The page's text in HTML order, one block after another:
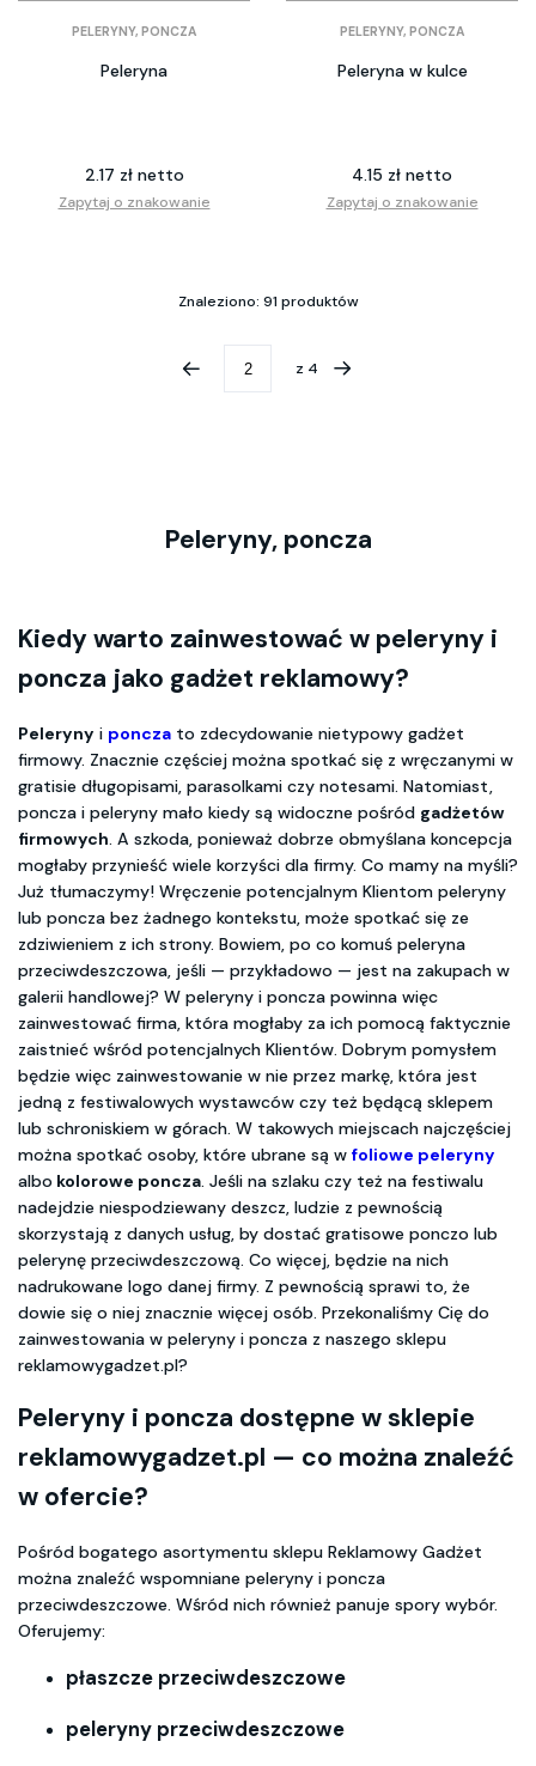
PELERYNY, PONCZA
Peleryna
2.17 zł netto
Zapytaj o znakowanie
PELERYNY, PONCZA
Peleryna w kulce
4.15 zł netto
Zapytaj o znakowanie
Znaleziono: 91 produktów
z 4
Peleryny, poncza
Kiedy warto zainwestować w peleryny i
poncza jako gadżet reklamowy?
Peleryny i poncza to zdecydowanie nietypowy gadżet
firmowy. Znacznie częściej można spotkać się z wręczanymi w
gratisie długopisami, parasolkami czy notesami. Natomiast,
poncza i peleryny mało kiedy są widoczne pośród gadżetów
firmowych. A szkoda, ponieważ dobrze obmyślana koncepcja
mogłaby przynieść wiele korzyści dla firmy. Co mamy na myśli?
Już tłumaczymy! Wręczenie potencjalnym Klientom peleryny
lub poncza bez żadnego kontekstu, może spotkać się ze
zdziwieniem z ich strony. Bowiem, po co komuś peleryna
przeciwdeszczowa, jeśli — przykładowo — jest na zakupach w
galerii handlowej? W peleryny i poncza powinna więc
zainwestować firma, która mogłaby za ich pomocą faktycznie
zaistnieć wśród potencjalnych Klientów. Dobrym pomysłem
będzie więc zainwestowanie w nie przez markę, która jest
jedną z festiwalowych wystawców czy też będącą sklepem
lub schroniskiem w górach. W takowych miejscach najczęściej
można spotkać osoby, które ubrane są w foliowe peleryny
albo kolorowe poncza. Jeśli na szlaku czy też na festiwalu
nadejdzie niespodziewany deszcz, ludzie z pewnością
skorzystają z danych usług, by dostać gratisowe ponczo lub
pelerynę przeciwdeszczową. Co więcej, będzie na nich
nadrukowane logo danej firmy. Z pewnością sprawi to, że
dowie się o niej znacznie więcej osób. Przekonaliśmy Cię do
zainwestowania w peleryny i poncza z naszego sklepu
reklamowygadzet.pl?
Peleryny i poncza dostępne w sklepie
reklamowygadzet.pl — co można znaleźć
w ofercie?
Pośród bogatego asortymentu sklepu Reklamowy Gadżet
można znaleźć wspomniane peleryny i poncza
przeciwdeszczowe. Wśród nich również panuje spory wybór.
Oferujemy:
płaszcze przeciwdeszczowe
peleryny przeciwdeszczowe